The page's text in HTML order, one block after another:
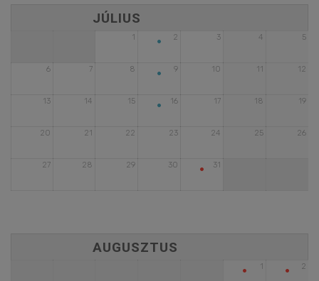
1 2
• 3 4 5
6 7 8 9
• 10 11 12
13 14 15 16
• 17 18 19
20 21 22 23 24 25 26
27 28 29 30 31
•
1
• 2
•